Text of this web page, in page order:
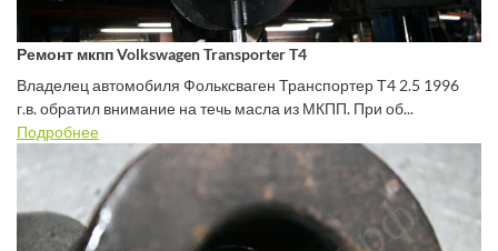
Ремонт мкпп Volkswagen Transporter T4
Владелец автомобиля Фольксваген Транспортер Т4 2.5 1996
г.в. обратил внимание на течь масла из МКПП. При об...
Подробнее